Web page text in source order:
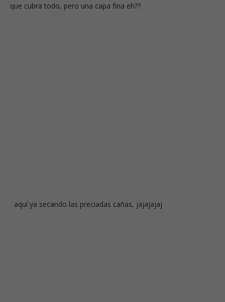
que cubra todo, pero una capa fina eh??
aquí ya secando las preciadas cañas, jajajajaj